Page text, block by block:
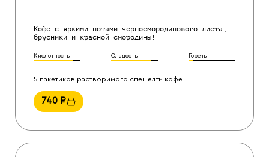
Кофе с яркими нотами черносмородинового листа,
брусники и красной смородины!
Кислотность Сладость Горечь
5 пакетиков растворимого спешелти кофе
740 ₽